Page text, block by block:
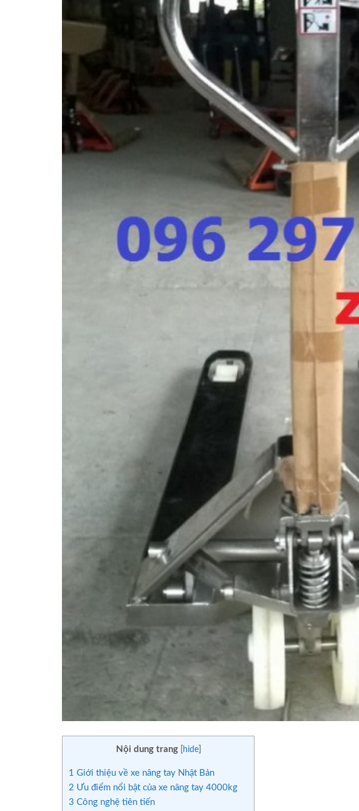
Nội dung trang hide]
1 Giới thiệu về xe nâng tay Nhật Bản
2 Ưu điểm nổi bật của xe nâng tay 4000kg
3 Công nghệ tiên tiến